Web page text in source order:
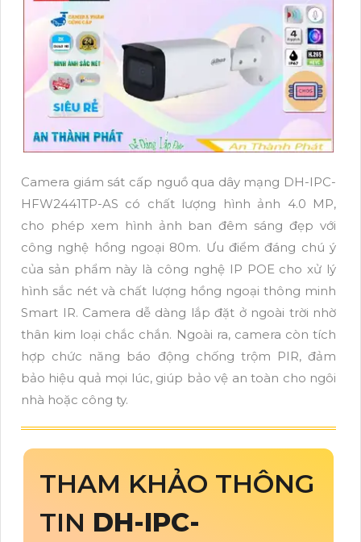
Camera giám sát cấp nguồ qua dây mạng DH-IPC-
HFW2441TP-AS có chất lượng hình ảnh 4.0 MP,
cho phép xem hình ảnh ban đêm sáng đẹp với
công nghệ hồng ngoại 80m. Ưu điểm đáng chú ý
của sản phẩm này là công nghệ IP POE cho xử lý
hình sắc nét và chất lượng hồng ngoại thông minh
Smart IR. Camera dễ dàng lắp đặt ở ngoài trời nhờ
thân kim loại chắc chắn. Ngoài ra, camera còn tích
hợp chức năng báo động chống trộm PIR, đảm
bảo hiệu quả mọi lúc, giúp bảo vệ an toàn cho ngôi
nhà hoặc công ty.
THAM KHẢO THÔNG
TIN DH-IPC-